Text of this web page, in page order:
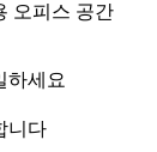
오피스 공간
하세요
니다